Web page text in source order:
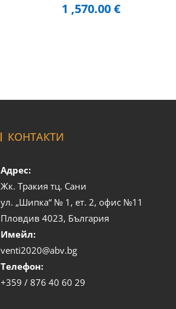
1 ,570.00€
КОНТАКТИ
Адрес:
Жк. Тракия тц. Сани
ул. „Шипка“ № 1, ет. 2, офис №11
Пловдив 4023, България
Имейл:
venti2020@abv.bg
Телефон:
+359 / 876 40 60 29